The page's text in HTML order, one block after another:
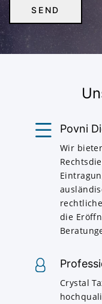
Povni
Wir
die
Crystal